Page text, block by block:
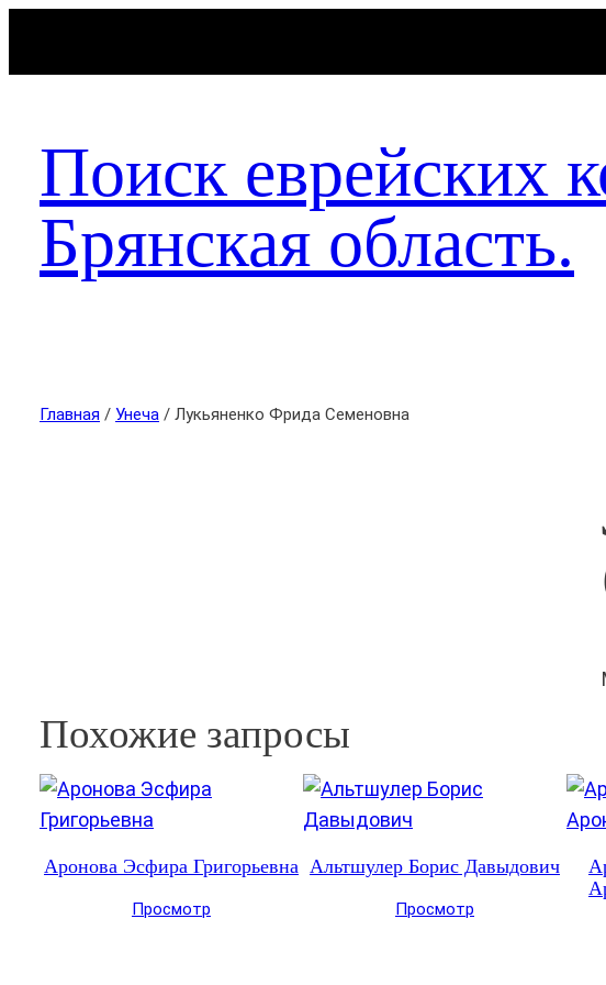
Поиск еврейских
Брянская область.
Главная / Унеча / Лукьяненко Фрида Семеновна
Похожие запросы
Аронова Эсфира Григорьевна
Просмотр
Альтшулер Борис Давыдович
Просмотр